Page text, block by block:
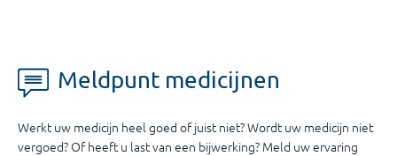
Meldpunt medicijnen
Werkt uw medicijn heel goed of juist niet? Wordt uw medicijn niet
vergoed? Of heeft u last van een bijwerking? Meld uw ervaring